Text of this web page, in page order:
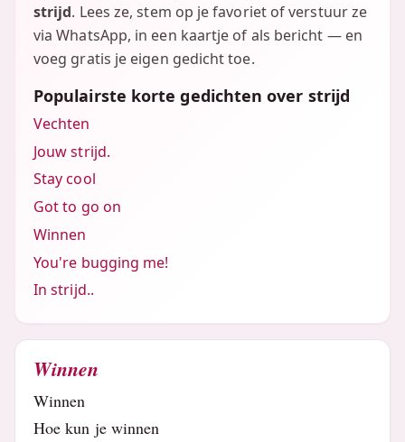
strijd. Lees ze, stem op je favoriet of verstuur ze
via WhatsApp, in een kaartje of als bericht — en
voeg gratis je eigen gedicht toe.
Populairste korte gedichten over strijd
Vechten
Jouw strijd.
Stay cool
Got to go on
Winnen
You're bugging me!
In strijd..
Winnen
Winnen
Hoe kun je winnen